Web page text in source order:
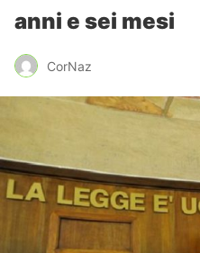
anni e sei mesi
CorNaz